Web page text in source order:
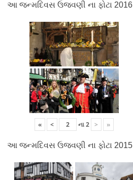
આ જન્મદિવસ ઉજવણી ના ફોટા 2016
« < ના2 > »
આ જન્મદિવસ ઉજવણી ના ફોટા 2015